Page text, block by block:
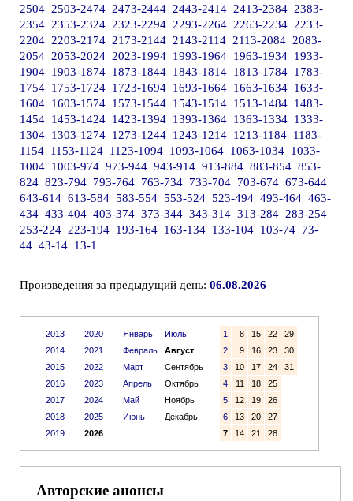
2504 2503-2474 2473-2444 2443-2414 2413-2384 2383-
2354 2353-2324 2323-2294 2293-2264 2263-2234 2233-
2204 2203-2174 2173-2144 2143-2114 2113-2084 2083-
2054 2053-2024 2023-1994 1993-1964 1963-1934 1933-
1904 1903-1874 1873-1844 1843-1814 1813-1784 1783-
1754 1753-1724 1723-1694 1693-1664 1663-1634 1633-
1604 1603-1574 1573-1544 1543-1514 1513-1484 1483-
1454 1453-1424 1423-1394 1393-1364 1363-1334 1333-
1304 1303-1274 1273-1244 1243-1214 1213-1184 1183-
1154 1153-1124 1123-1094 1093-1064 1063-1034 1033-
1004 1003-974 973-944 943-914 913-884 883-854 853-
824 823-794 793-764 763-734 733-704 703-674 673-644
643-614 613-584 583-554 553-524 523-494 493-464 463-
434 433-404 403-374 373-344 343-314 313-284 283-254
253-224 223-194 193-164 163-134 133-104 103-74 73-
44 43-14 13-1
Произведения за предыдущий день: 06.08.2026
2013
2014
2015
2016
2017
2018
2019
2020
2021
2022
2023
2024
2025
2026
Январь
Июль
Февраль
Август
Март
Сентябрь
Апрель
Октябрь
Май
Ноябрь
Июнь
Декабрь
1 8 15 22
29
2
9 16 23
30
3
10 17 24
31
4
11 18
25
5
12 19
26
6
13 20
27
7
14 21 28
Авторские анонсы